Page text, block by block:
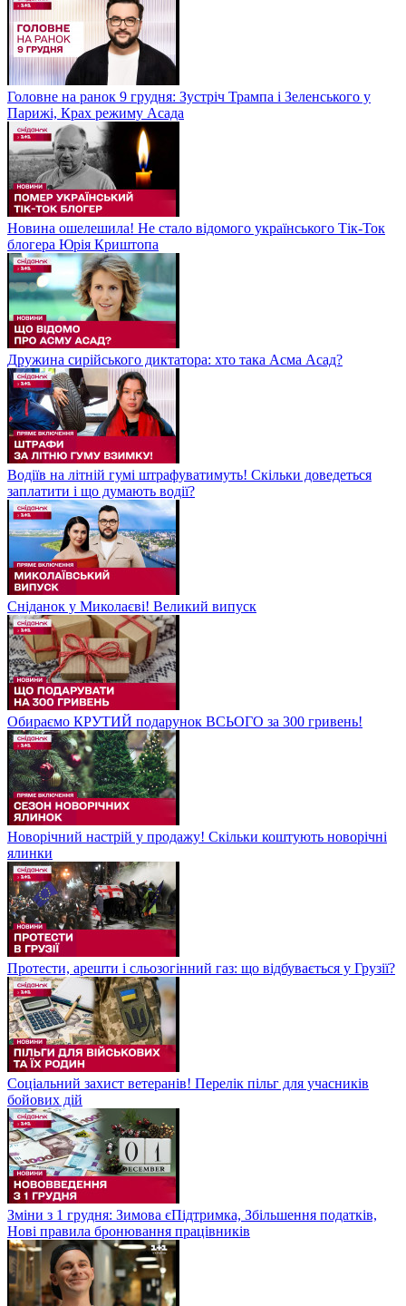
Головне на ранок 9 грудня: Зустріч Трампа і Зеленського у
Парижі, Крах режиму Асада
Новина ошелешила! Не стало відомого українського Тік-Ток
блогера Юрія Криштопа
Дружина сирійського диктатора: хто така Асма Асад?
Водіїв на літній гумі штрафуватимуть! Скільки доведеться
заплатити і що думають водії?
Сніданок у Миколаєві! Великий випуск
Обираємо КРУТИЙ подарунок ВСЬОГО за 300 гривень!
Новорічний настрій у продажу! Скільки коштують новорічні
ялинки
Протести, арешти і сльозогінний газ: що відбувається у Грузії?
Соціальний захист ветеранів! Перелік пільг для учасників
бойових дій
Зміни з 1 грудня: Зимова єПідтримка, Збільшення податків,
Нові правила бронювання працівників